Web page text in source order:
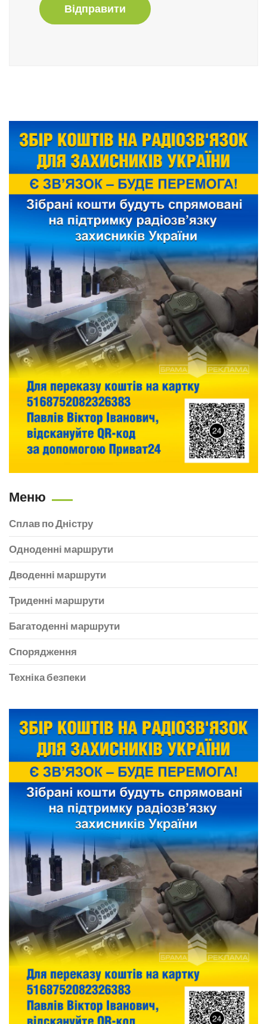
Відправити
Меню
Сплав по Дністру
Одноденні маршрути
Дводенні маршрути
Триденні маршрути
Багатоденні маршрути
Спорядження
Техніка безпеки